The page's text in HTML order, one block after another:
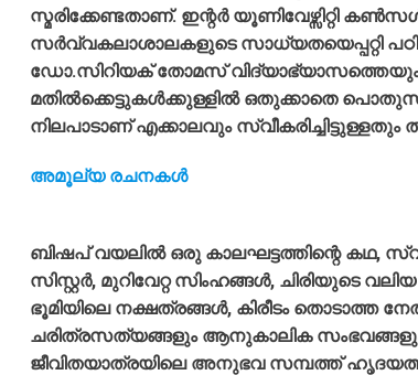
സ്മരിക്കേണ്ടതാണ്. ഇന്റര്‍ യൂണിവേഴ്സിറ്റി
സര്‍വ്വകലാശാലകളുടെ സാധ്യതയെപ്പറ്റി
ഡോ.സിറിയക് തോമസ്
മതില്‍ക്കെട്ടുകള്‍ക്കുള്ളില്‍ ഒതുക്കാതെ
നിലപാടാണ് എക്കാലവും സ്വീകരിച്ചിട്ടുള്ളതും
അമൂല്യ രചനകൾ
ബിഷപ് വയലില്‍ ഒരു കാലഘട്ടത്തിന്റെ കഥ,
സിസ്റ്റര്‍, മുറിവേറ്റ സിംഹങ്ങള്‍, ചിരിയുടെ
ഭൂമിയിലെ നക്ഷത്രങ്ങള്‍, കിരീടം തൊടാത്ത
ചരിത്രസത്യങ്ങളും ആനുകാലിക സംഭവങ്ങളും
ജീവിതയാത്രയിലെ അനുഭവ സമ്പത്ത്